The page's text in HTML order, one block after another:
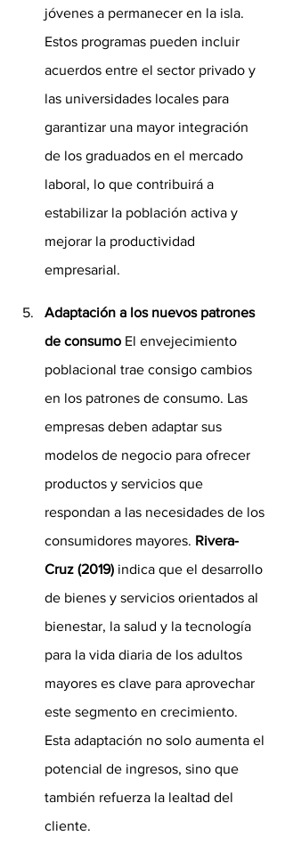
jóvenes a permanecer en la isla.
Estos programas pueden incluir
acuerdos entre el sector privado y
las universidades locales para
garantizar una mayor integración
de los graduados en el mercado
laboral, lo que contribuirá a
estabilizar la población activa y
mejorar la productividad
empresarial.
Adaptación a los nuevos patrones
de consumo El envejecimiento
poblacional trae consigo cambios
en los patrones de consumo. Las
empresas deben adaptar sus
modelos de negocio para ofrecer
productos y servicios que
respondan a las necesidades de los
consumidores mayores. Rivera-
Cruz (2019) indica que el desarrollo
de bienes y servicios orientados al
bienestar, la salud y la tecnología
para la vida diaria de los adultos
mayores es clave para aprovechar
este segmento en crecimiento.
Esta adaptación no solo aumenta el
potencial de ingresos, sino que
también refuerza la lealtad del
cliente.